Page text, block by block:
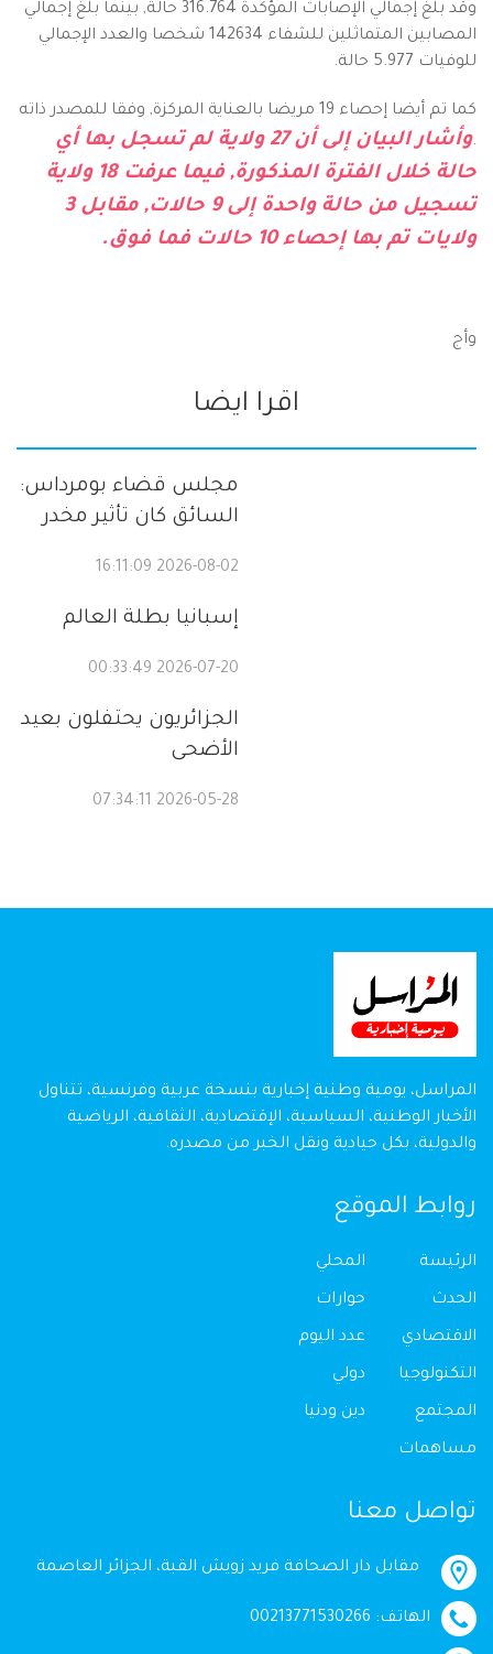
وقد بلغ إجمالي الإصابات المؤكدة 316.764 حالة, بينما بلغ إجمالي
المصابين المتماثلين للشفاء 142634 شخصا والعدد الإجمالي
للوفيات 5.977 حالة.
كما تم أيضا إحصاء 19 مريضا بالعناية المركزة, وفقا للمصدر ذاته
.
وأشار البيان إلى أن 27 ولاية لم تسجل بها أي
حالة خلال الفترة المذكورة, فيما عرفت 18 ولاية
تسجيل من حالة واحدة إلى 9 حالات, مقابل 3
ولايات تم بها إحصاء 10 حالات فما فوق.
وأج
اقرا ايضا
مجلس قضاء بومرداس:
السائق كان تأثير مخدر
2026-08-02 16:11:09
إسبانيا بطلة العالم
2026-07-20 00:33:49
الجزائريون يحتفلون بعيد
الأضحى
2026-05-28 07:34:11
المراسل، يومية وطنية إخبارية بنسخة عربية وفرنسية، تتناول
الأخبار الوطنية، السياسية، الإقتصادية، الثقافية، الرياضية
والدولية، بكل حيادية ونقل الخبر من مصدره.
روابط الموقع
الرئيسة
الحدث
الاقتصادي
التكنولوجيا
المجتمع
مساهمات
المحلي
حوارات
عدد اليوم
دولي
دين ودنيا
تواصل معنا
مقابل دار الصحافة فريد زويش القبة، الجزائر العاصمة
الهاتف: 00213771530266